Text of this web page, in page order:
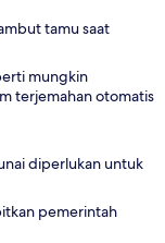
tamu saat
mungkin
terjemahan otomatis
diperlukan untuk
pemerintah